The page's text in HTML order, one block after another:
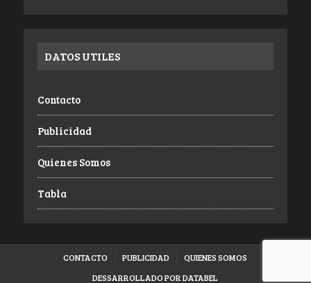
DATOS UTILES
Contacto
Publicidad
Quienes Somos
Tabla
CONTACTO PUBLICIDAD
QUIENES SOMOS
DESSARROLLADO POR DATABEL